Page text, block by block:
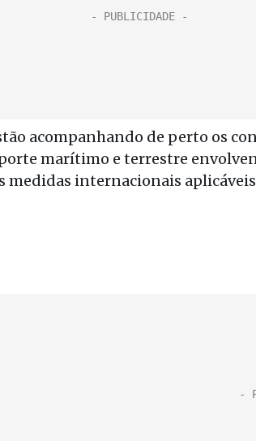
acompanhando de perto os
marítimo e terrestre
internacionais